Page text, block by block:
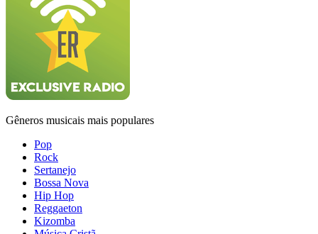
Gêneros musicais mais populares
Pop
Rock
Sertanejo
Bossa Nova
Hip Hop
Reggaeton
Kizomba